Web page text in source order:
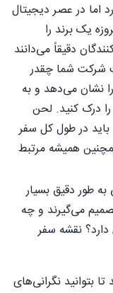
در عصر دیجیتال
یک برند را
دقیقاً می‌دانند
شرکت شما چقدر
نشان می‌دهد و به
درک کنید. لحن
در طول کل سفر
همیشه مرتبط
طور دقیق بسیار
می‌گیرند و چه
دارد؟ نقشه سفر
بتوانید نگرانی‌های